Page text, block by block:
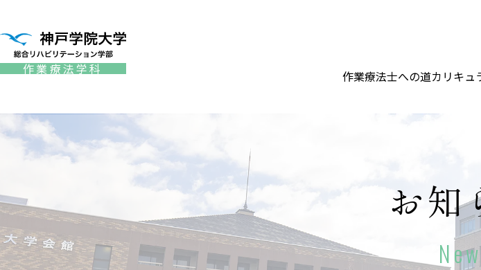
作業療法学科 作業療法士への道カリキュ
お知